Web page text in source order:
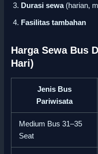
Durasi sewa(harian,
Fasilitas tambahan
Harga Sewa Bus
Hari)
Jenis Bus
Pariwisata
Medium Bus 31–35
Seat